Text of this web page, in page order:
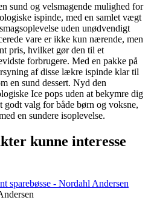
sund og velsmagende mulighed for
ispinde, med en samlet vægt
uden unødvendigt
vare er ikke kun nærende, men
pris, hvilket gør den til et
forbrugere. Med en pakke på
af disse lækre ispinde klar til
en sund dessert. Nyd den
Ice pops uden at bekymre dig
valg for både børn og voksne,
en sundere isoplevelse.
kunne interesse